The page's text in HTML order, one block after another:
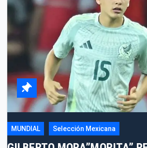
MUNDIAL Selección Mexicana